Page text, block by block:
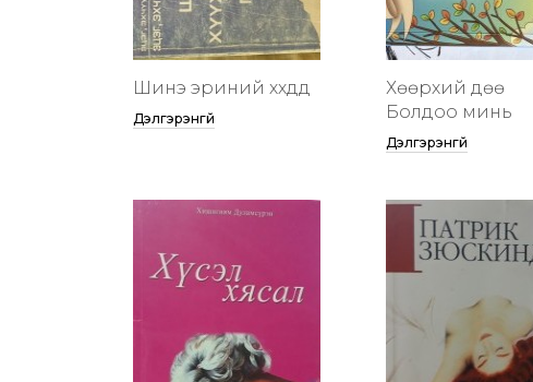
Шинэ эриний хүүхдүүд
Дэлгэрэнгүй
Хөөрхий дөө
Болдоо минь
Дэлгэрэнгүй